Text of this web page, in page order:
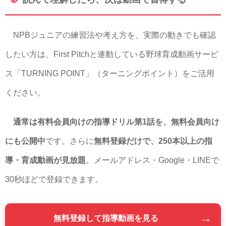
NPBジュニアの練習法や考え方を、実際の動きでも確認
したい方は、First Pitchと連動している野球育成動画サービ
ス「TURNING POINT」（ターニングポイント）をご活用
ください。
通常は有料会員向けの指導ドリル第1話を、無料会員向け
にも公開中です。さらに無料登録だけで、250本以上の指
導・育成動画が見放題。メールアドレス・Google・LINEで
30秒ほどで登録できます。
無料登録して指導動画を見る →